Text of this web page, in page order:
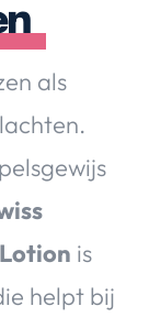
Huis & Tuin
als
is
helpt bij